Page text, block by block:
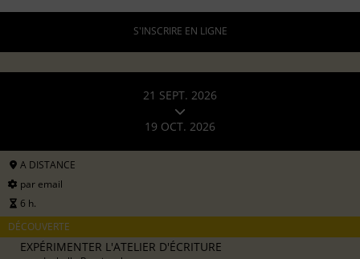
S'INSCRIRE EN LIGNE
21 SEPT. 2026
19 OCT. 2026
A DISTANCE
par email
6 h.
DÉCOUVERTE
EXPÉRIMENTER L'ATELIER D'ÉCRITURE